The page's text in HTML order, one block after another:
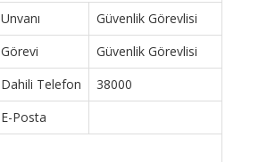
Unvanı
Güvenlik Görevlisi
Görevi
Güvenlik Görevlisi
Dahili Telefon
38000
E-Posta